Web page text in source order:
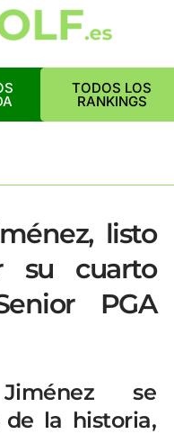
TODOS LOS
RANKINGS
listo
su cuarto
PGA
se
la historia,